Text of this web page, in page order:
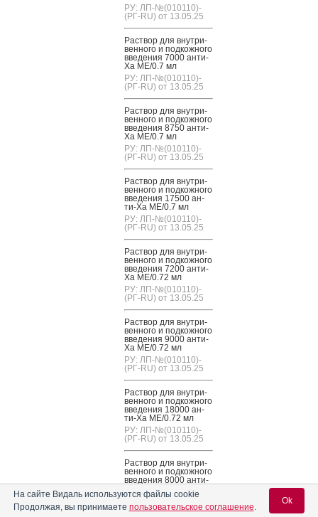
РУ: ЛП-№(010110)-
(РГ-RU) от 13.05.25
Рас­твор для внут­ри­
вен­но­го и под­кожно­го
вве­дения 7000 ан­ти-
Ха МЕ/0.7 мл
РУ: ЛП-№(010110)-
(РГ-RU) от 13.05.25
Рас­твор для внут­ри­
вен­но­го и под­кожно­го
вве­дения 8750 ан­ти-
Ха МЕ/0.7 мл
РУ: ЛП-№(010110)-
(РГ-RU) от 13.05.25
Рас­твор для внут­ри­
вен­но­го и под­кожно­го
вве­дения 17500 ан­
ти-Ха МЕ/0.7 мл
РУ: ЛП-№(010110)-
(РГ-RU) от 13.05.25
Рас­твор для внут­ри­
вен­но­го и под­кожно­го
вве­дения 7200 ан­ти-
Ха МЕ/0.72 мл
РУ: ЛП-№(010110)-
(РГ-RU) от 13.05.25
Рас­твор для внут­ри­
вен­но­го и под­кожно­го
вве­дения 9000 ан­ти-
Ха МЕ/0.72 мл
РУ: ЛП-№(010110)-
(РГ-RU) от 13.05.25
Рас­твор для внут­ри­
вен­но­го и под­кожно­го
вве­дения 18000 ан­
ти-Ха МЕ/0.72 мл
РУ: ЛП-№(010110)-
(РГ-RU) от 13.05.25
Рас­твор для внут­ри­
вен­но­го и под­кожно­го
вве­дения 8000 ан­ти-
Ха МЕ/0.8 мл
РУ: ЛП-№(010110)-
(РГ-RU) от 13.05.25
На сайте Видаль используются файлы cookie
Продолжая, вы принимаете пользовательское соглашение.
Ok